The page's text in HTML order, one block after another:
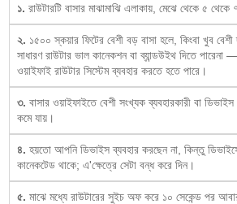
১.রাউটারটি বাসার মাঝামাঝি এলাকায়, মেঝে থেকে ৫
২. ১৫০০ স্কয়ার ফিটের বেশী বড় বাসা হলে, কিংবা খুব বেশী
সাধারণ রাউটার ভাল কানেকশন বা ব্যান্ডউইথ দিতে
ওয়াইফাই রাউটার সিস্টেম ব্যবহার করতে হতে পারে।
৩.বাসার ওয়াইফাইতে বেশী সংখ্যক ব্যবহারকারী বা
কমে যায়।
৪.হয়তো আপনি ডিভাইস ব্যবহার করছেন না, কিন্তু
কানেকটেড থাকে; এ'ক্ষেত্রে সেটা বন্ধ করে দিন।
৫.মাঝে মধ্যে রাউটারের সুইচ অফ করে ১০ সেকেন্ড পর